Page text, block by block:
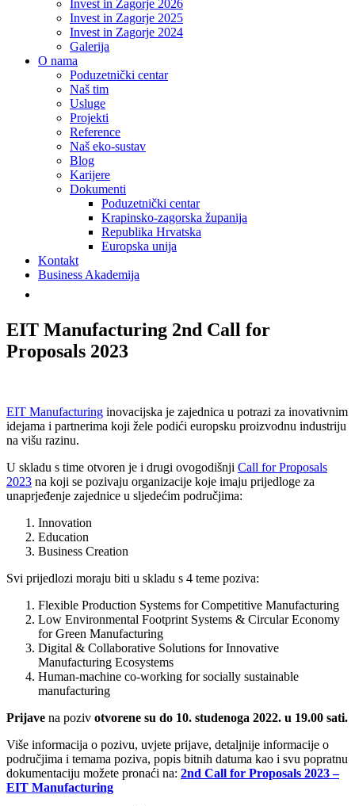
Invest in Zagorje 2026
Invest in Zagorje 2025
Invest in Zagorje 2024
Galerija
O nama
Poduzetnički centar
Naš tim
Usluge
Projekti
Reference
Naš eko-sustav
Blog
Karijere
Dokumenti
Poduzetnički centar
Krapinsko-zagorska županija
Republika Hrvatska
Europska unija
Kontakt
Business Akademija
EIT Manufacturing 2nd Call for
Proposals 2023
EIT Manufacturing inovacijska je zajednica u potrazi za inovativnim
idejama i partnerima koji žele podići europsku proizvodnu industriju
na višu razinu.
U skladu s time otvoren je i drugi ovogodišnji Call for Proposals
2023 na koji se pozivaju organizacije koje imaju prijedloge za
unaprjeđenje zajednice u sljedećim područjima:
Innovation
Education
Business Creation
Svi prijedlozi moraju biti u skladu s 4 teme poziva:
Flexible Production Systems for Competitive Manufacturing
Low Environmental Footprint Systems & Circular Economy
for Green Manufacturing
Digital & Collaborative Solutions for Innovative
Manufacturing Ecosystems
Human-machine co-working for socially sustainable
manufacturing
Prijave na poziv otvorene su do 10. studenoga 2022. u 19.00 sati.
Više informacija o pozivu, uvjete prijave, detaljnije informacije o
područjima i temama poziva, popis bitnih datuma kao i svu popratnu
dokumentaciju možete pronaći na: 2nd Call for Proposals 2023 –
EIT Manufacturing